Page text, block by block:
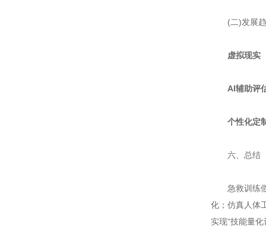
(二)发展趋
虚拟现实
AI辅助评
个性化定
六、总结
急救训练假
化；仿真人体
实现“技能量化